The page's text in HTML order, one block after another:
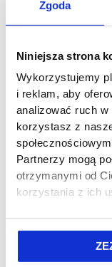
Zgoda
Niniejsza strona
Wykorzystujemy
i reklam, aby
analizować ruch
korzystasz z
Partnerzy mogą
otrzymanymi od
korzystania z ich
The price
english
– Training
– UDT
– the fee
exam,
Practical
forklift
If needed,
additional
PLN per